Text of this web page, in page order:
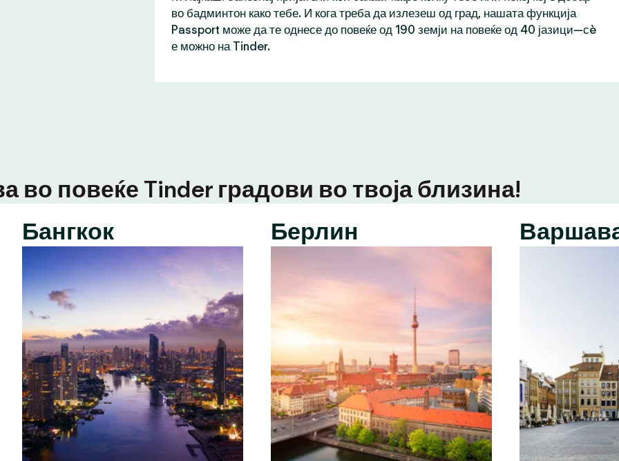
во бадминтон како тебе. И кога треба да излезеш од град, нашата функција
Passport може да те однесе до повеќе од 190 земји на повеќе од 40 јазици—сè
е можно на Tinder.
во повеќе Tinder градови во твоја близина!
Бангкок
Берлин